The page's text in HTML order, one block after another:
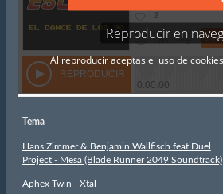
Tema
Hans Zimmer & Benjamin Wallfisch feat Duel
Project - Mesa (Blade Runner 2049 Soundtrack)
Aphex Twin - Xtal